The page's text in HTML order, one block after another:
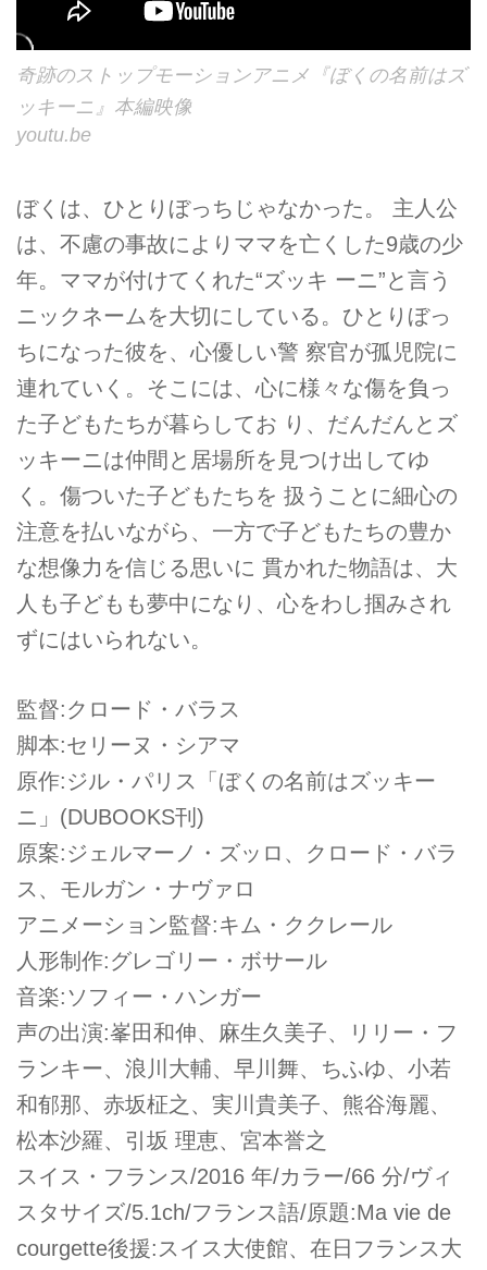
奇跡のストップモーションアニメ『ぼくの名前はズ
ッキーニ』本編映像
youtu.be
ぼくは、ひとりぼっちじゃなかった。 主人公
は、不慮の事故によりママを亡くした9歳の少
年。ママが付けてくれた“ズッキ ーニ”と言う
ニックネームを大切にしている。ひとりぼっ
ちになった彼を、心優しい警 察官が孤児院に
連れていく。そこには、心に様々な傷を負っ
た子どもたちが暮らしてお り、だんだんとズ
ッキーニは仲間と居場所を見つけ出してゆ
く。傷ついた子どもたちを 扱うことに細心の
注意を払いながら、一方で子どもたちの豊か
な想像力を信じる思いに 貫かれた物語は、大
人も子どもも夢中になり、心をわし掴みされ
ずにはいられない。
監督:クロード・バラス
脚本:セリーヌ・シアマ
原作:ジル・パリス「ぼくの名前はズッキー
ニ」(DUBOOKS刊)
原案:ジェルマーノ・ズッロ、クロード・バラ
ス、モルガン・ナヴァロ
アニメーション監督:キム・ククレール
人形制作:グレゴリー・ボサール
音楽:ソフィー・ハンガー
声の出演:峯田和伸、麻生久美子、リリー・フ
ランキー、浪川大輔、早川舞、ちふゆ、小若
和郁那、赤坂柾之、実川貴美子、熊谷海麗、
松本沙羅、引坂 理恵、宮本誉之
スイス・フランス/2016 年/カラー/66 分/ヴィ
スタサイズ/5.1ch/フランス語/原題:Ma vie de
courgette後援:スイス大使館、在日フランス大